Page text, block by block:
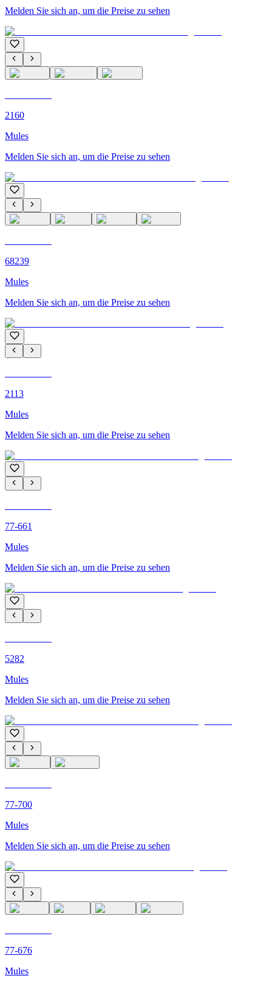
Melden Sie sich an, um die Preise zu sehen
2160
Mules
Melden Sie sich an, um die Preise zu sehen
68239
Mules
Melden Sie sich an, um die Preise zu sehen
2113
Mules
Melden Sie sich an, um die Preise zu sehen
77-661
Mules
Melden Sie sich an, um die Preise zu sehen
5282
Mules
Melden Sie sich an, um die Preise zu sehen
77-700
Mules
Melden Sie sich an, um die Preise zu sehen
77-676
Mules